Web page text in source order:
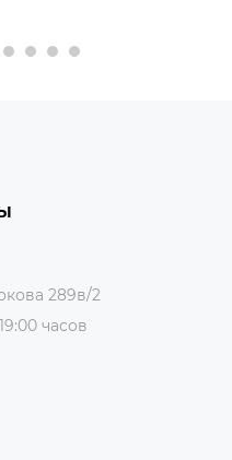
289в/2
часов